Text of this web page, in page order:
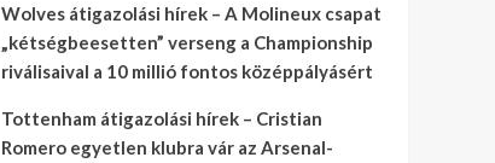
Wolves átigazolási hírek – A Molineux csapat
„kétségbeesetten” verseng a Championship
riválisaival a 10 millió fontos középpályásért
Tottenham átigazolási hírek – Cristian
Romero egyetlen klubra vár az Arsenal-